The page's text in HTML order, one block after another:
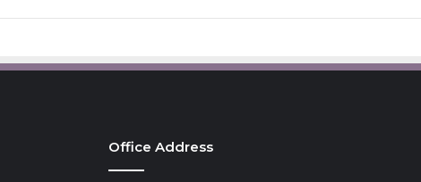
Office Address